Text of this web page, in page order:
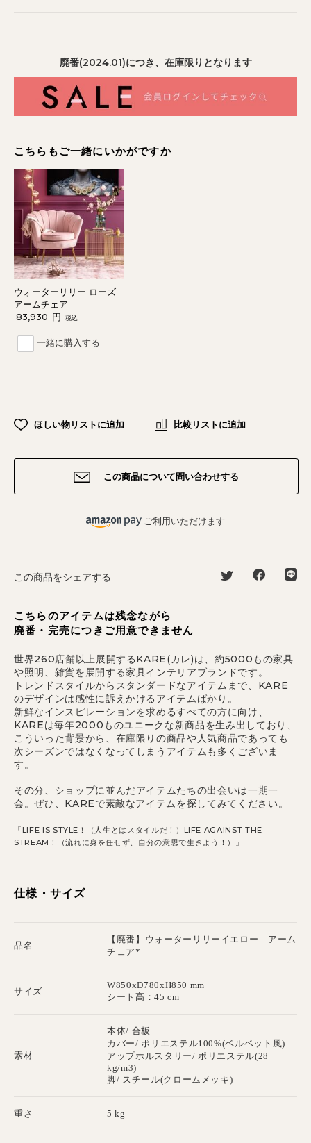
廃番(2024.01)につき、在庫限りとなります
こちらもご一緒にいかがですか
ウォーターリリー ローズ
アームチェア
83,930 円 税込
一緒に購入する
ほしい物リストに追加 比較リストに追加
この商品について問い合わせする
ご利用いただけます
この商品をシェアする
こちらのアイテムは残念ながら
廃番・完売につきご用意できません
世界260店舗以上展開するKARE(カレ)は、約5000もの家具
や照明、雑貨を展開する家具インテリアブランドです。
トレンドスタイルからスタンダードなアイテムまで、KARE
のデザインは感性に訴えかけるアイテムばかり。
新鮮なインスピレーションを求めるすべての方に向け、
KAREは毎年2000ものユニークな新商品を生み出しており、
こういった背景から、在庫限りの商品や人気商品であっても
次シーズンではなくなってしまうアイテムも多くございま
す。
その分、ショップに並んだアイテムたちの出会いは一期一
会。ぜひ、KAREで素敵なアイテムを探してみてください。
「LIFE IS STYLE！（人生とはスタイルだ！）LIFE AGAINST THE
STREAM！（流れに身を任せず、自分の意思で生きよう！）」
仕様・サイズ
品名
【廃番】ウォーターリリーイエロー アーム
チェア*
サイズ
W850xD780xH850 mm
シート高：45 cm
素材
本体/ 合板
カバー/ ポリエステル100%(ベルベット風)
アップホルスタリー/ ポリエステル(28
kg/m3)
脚/ スチール(クロームメッキ)
重さ 5 kg